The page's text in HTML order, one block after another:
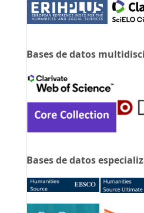
Bases de datos
Bases de datos